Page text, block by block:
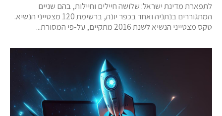
לתפארת מדינת ישראל: שלושה חיילים וחיילות, בהם שניים
המתגוררים בנתניה ואחד בכפר יונה, ברשימת 120 מצטייני הנשיא.
טקס מצטייני הנשיא לשנת 2016 מתקיים, על-פי המסורת...